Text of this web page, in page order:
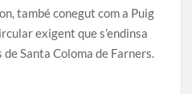
també conegut com a Puig
exigent que s’endinsa
de Santa Coloma de Farners.